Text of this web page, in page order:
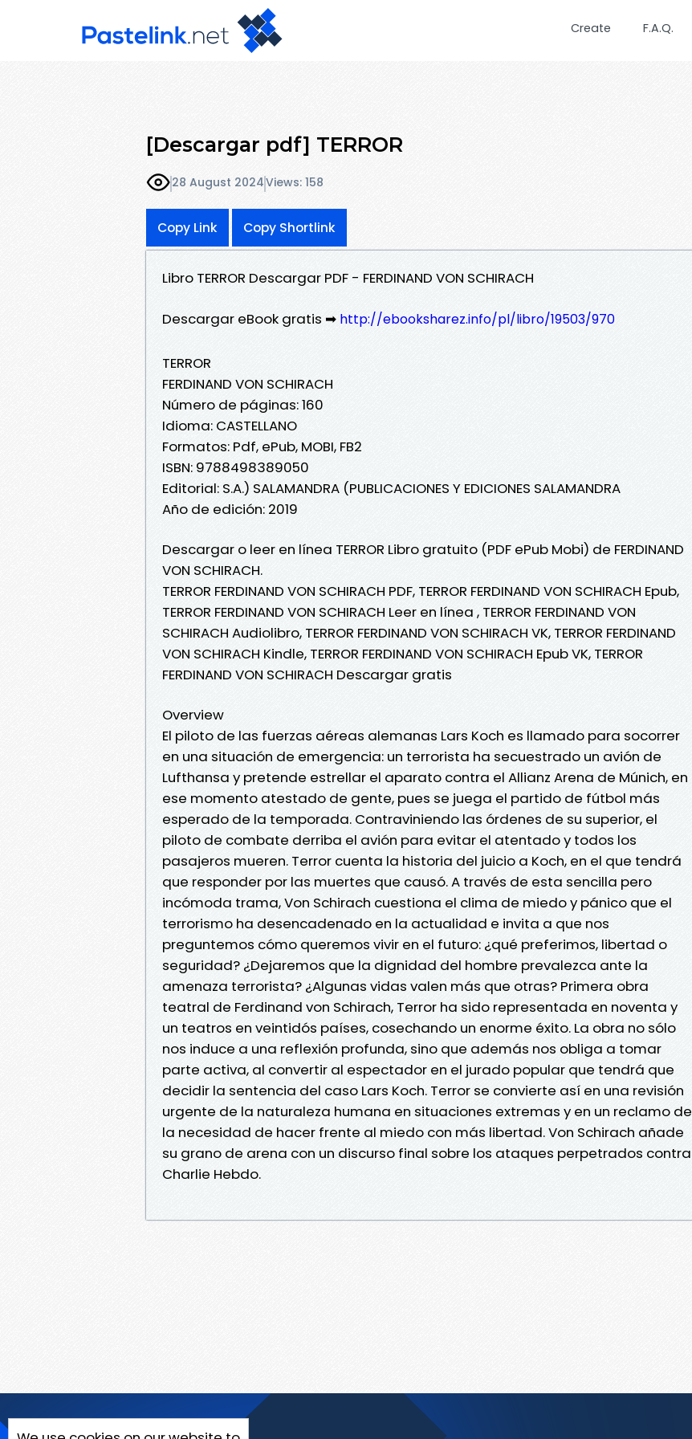
Create F.A.Q.
[Descargar pdf] TERROR
28 August 2024Views: 158
Copy Link Copy Shortlink
Libro TERROR Descargar PDF - FERDINAND VON SCHIRACH
Descargar eBook gratis ➡ http://ebooksharez.info/pl/libro/19503/970
TERROR
FERDINAND VON SCHIRACH
Número de páginas: 160
Idioma: CASTELLANO
Formatos: Pdf, ePub, MOBI, FB2
ISBN: 9788498389050
Editorial: S.A.) SALAMANDRA (PUBLICACIONES Y EDICIONES SALAMANDRA
Año de edición: 2019
Descargar o leer en línea TERROR Libro gratuito (PDF ePub Mobi) de FERDINAND
VON SCHIRACH.
TERROR FERDINAND VON SCHIRACH PDF, TERROR FERDINAND VON SCHIRACH Epub,
TERROR FERDINAND VON SCHIRACH Leer en línea , TERROR FERDINAND VON
SCHIRACH Audiolibro, TERROR FERDINAND VON SCHIRACH VK, TERROR FERDINAND
VON SCHIRACH Kindle, TERROR FERDINAND VON SCHIRACH Epub VK, TERROR
FERDINAND VON SCHIRACH Descargar gratis
Overview
El piloto de las fuerzas aéreas alemanas Lars Koch es llamado para socorrer
en una situación de emergencia: un terrorista ha secuestrado un avión de
Lufthansa y pretende estrellar el aparato contra el Allianz Arena de Múnich, en
ese momento atestado de gente, pues se juega el partido de fútbol más
esperado de la temporada. Contraviniendo las órdenes de su superior, el
piloto de combate derriba el avión para evitar el atentado y todos los
pasajeros mueren. Terror cuenta la historia del juicio a Koch, en el que tendrá
que responder por las muertes que causó. A través de esta sencilla pero
incómoda trama, Von Schirach cuestiona el clima de miedo y pánico que el
terrorismo ha desencadenado en la actualidad e invita a que nos
preguntemos cómo queremos vivir en el futuro: ¿qué preferimos, libertad o
seguridad? ¿Dejaremos que la dignidad del hombre prevalezca ante la
amenaza terrorista? ¿Algunas vidas valen más que otras? Primera obra
teatral de Ferdinand von Schirach, Terror ha sido representada en noventa y
un teatros en veintidós países, cosechando un enorme éxito. La obra no sólo
nos induce a una reflexión profunda, sino que además nos obliga a tomar
parte activa, al convertir al espectador en el jurado popular que tendrá que
decidir la sentencia del caso Lars Koch. Terror se convierte así en una revisión
urgente de la naturaleza humana en situaciones extremas y en un reclamo de
la necesidad de hacer frente al miedo con más libertad. Von Schirach añade
su grano de arena con un discurso final sobre los ataques perpetrados contra
Charlie Hebdo.